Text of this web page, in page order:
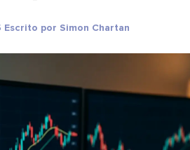
por Simon Chartan